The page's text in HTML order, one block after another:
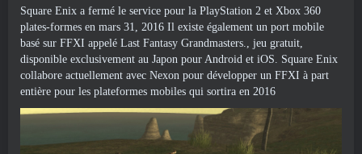
Square Enix a fermé le service pour la PlayStation 2 et Xbox 360
plates-formes en mars 31, 2016 Il existe également un port mobile
basé sur FFXI appelé Last Fantasy Grandmasters., jeu gratuit,
disponible exclusivement au Japon pour Android et iOS. Square Enix
collabore actuellement avec Nexon pour développer un FFXI à part
entière pour les plateformes mobiles qui sortira en 2016